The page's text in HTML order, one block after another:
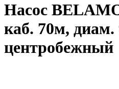
Насос
каб. 70м,
центробежный